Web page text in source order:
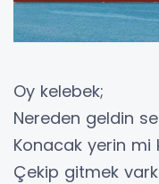
Oy kelebek;
Nereden geldin
Konacak yerin mi
Çekip gitmek